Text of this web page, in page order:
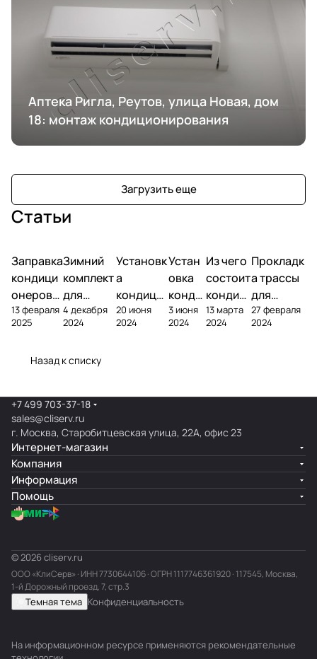
Аптека Ригла, Реутов, улица Новая, дом
18: монтаж кондиционирования
Загрузить еще
Статьи
Заправка
кондици
онеров
фреоном
13 февраля
2025
Зимний
комплект
для
кондици
онера
4 декабря
2024
Установк
а
кондици
онера на
фасаде
20 июня
2024
Устан
овка
конди
ционе
ра
3 июня
2024
Из чего
состоит
кондиц
ионер?
13 марта
2024
Прокладк
а трассы
для
кондицио
нера
27 февраля
2024
Назад к списку
+7 499 703-37-18
sales@cliserv.ru
г. Москва, Старобитцевская улица, 22А, офис 23
Интернет-магазин
Компания
Информация
Помощь
© 2026 cliserv.ru
ООО «КлиСерв» · ИНН7730644106· ОГРН 1117746361920 · 117545, Москва,
1-й Дорожный проезд, 7, стр.3
Темная тема Конфиденциальность
На информационном ресурсе применяются рекомендательные